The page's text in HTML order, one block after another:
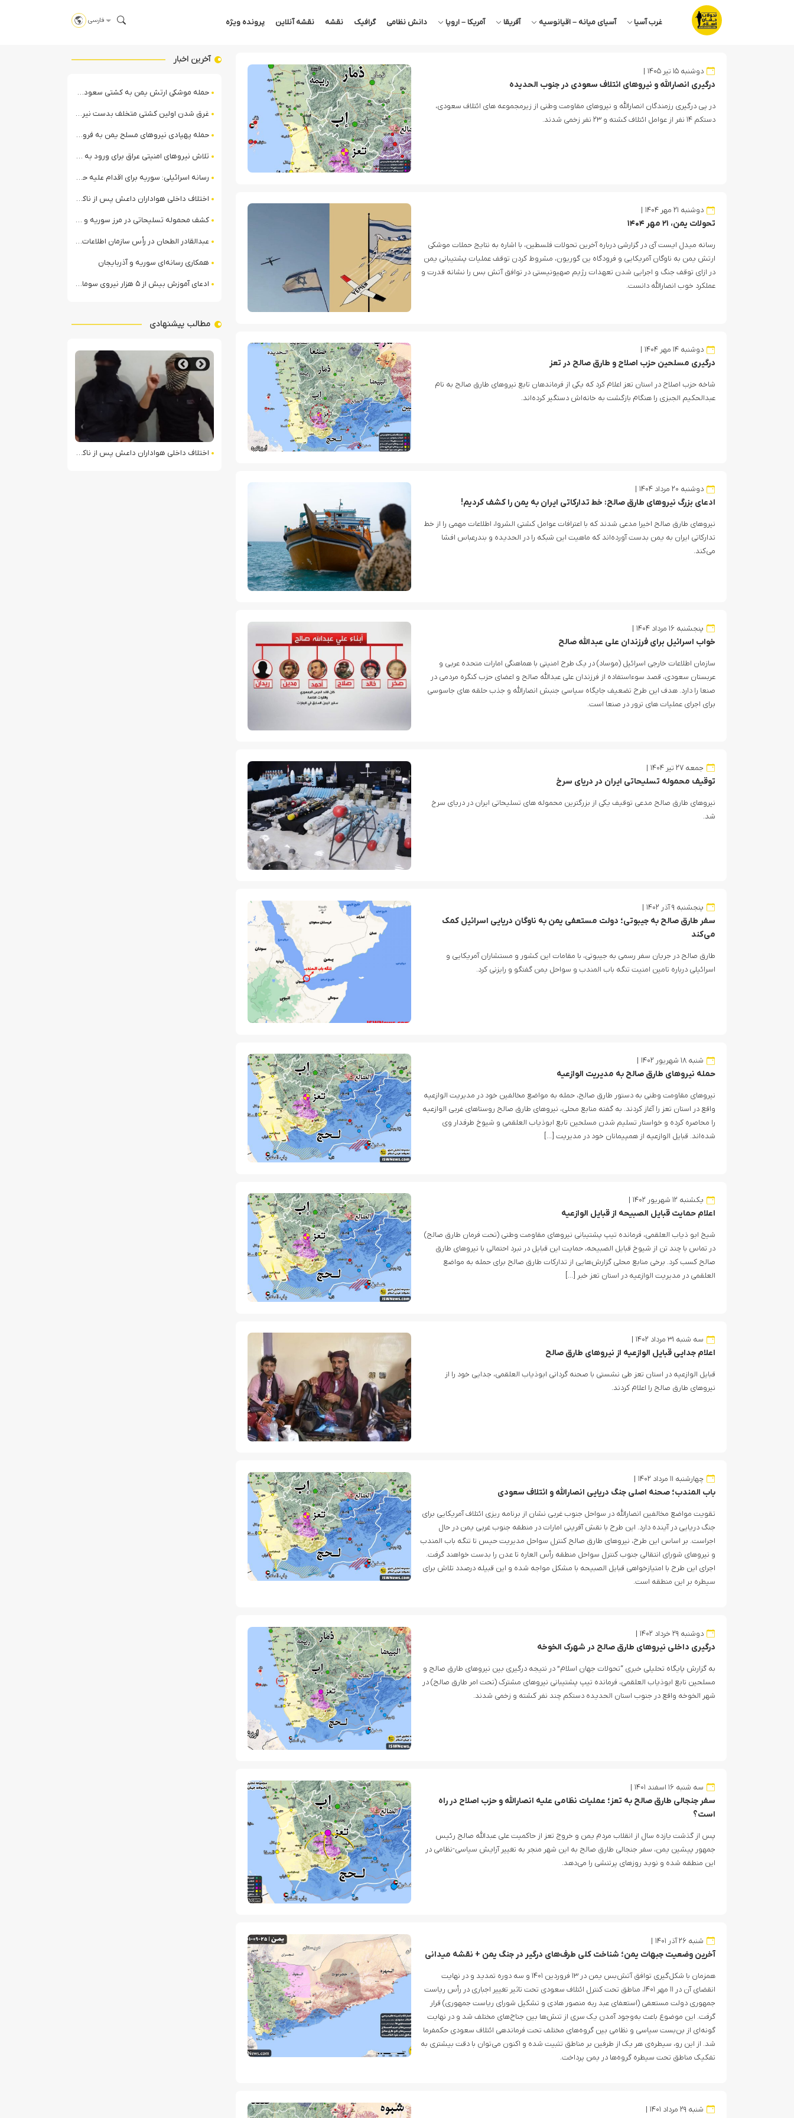
غرب آسیا آسیای میانه – اقیانوسیه آفریقا آمریکا – اروپا دانش نظامی گرافیک نقشه نقشه آنلاین پرونده ویژه فارسی
دوشنبه ۱۵ تیر ۱۴۰۵
درگیری انصارالله و نیروهای ائتلاف سعودی در جنوب الحدیده
در پی درگیری رزمندگان انصارالله و نیروهای مقاومت وطنی از زیرمجموعه های ائتلاف سعودی،
دستکم ۱۴ نفر از عوامل ائتلاف کشته و ۲۳ نفر زخمی شدند‌.
دوشنبه ۲۱ مهر ۱۴۰۴
تحولات یمن، ۲۱ مهر ۱۴۰۴
رسانه میدل ایست آی در گزارشی درباره آخرین تحولات فلسطین، با اشاره به نتایج حملات موشکی
ارتش یمن به ناوگان آمریکایی و فرودگاه ین گوریون، مشروط کردن توقف عملیات پشتیبانی یمن
در ازای توقف جنگ و اجرایی شدن تعهدات رژیم صهیونیستی در توافق آتش بس را نشانه قدرت و
عملکرد خوب انصارالله دانست.
دوشنبه ۱۴ مهر ۱۴۰۴
درگیری مسلحین حزب اصلاح و طارق صالح در تعز
شاخه حزب اصلاح در استان تعز اعلام کرد که یکی از فرماندهان تابع نیروهای طارق صالح به نام
عبدالحکیم الجبزی را هنگام بازگشت به خانه‌اش دستگیر کرده‌اند.
دوشنبه ۲۰ مرداد ۱۴۰۴
ادعای بزرگ نیروهای طارق صالح: خط تدارکاتی ایران به یمن را کشف کردیم!
نیروهای طارق صالح اخیرا مدعی شدند که با اعترافات عوامل کشتی الشروا، اطلاعات مهمی را از خط
تدارکاتی ایران به یمن بدست آورده‌اند که ماهیت این شبکه را در الحدیده و بندرعباس افشا
می‌کند.
پنجشنبه ۱۶ مرداد ۱۴۰۴
خواب اسرائیل برای فرزندان علی عبدالله صالح
سازمان اطلاعات خارجی اسرائیل (موساد) در یک طرح امنیتی با هماهنگی امارات متحده عربی و
عربستان سعودی، قصد سوءاستفاده از فرزندان علی عبدالله صالح و اعضای حزب کنگره مردمی در
صنعا را دارد. هدف این طرح تضعیف جایگاه سیاسی جنبش انصارالله و جذب حلقه های جاسوسی
برای اجرای عملیات های ترور در صنعا است.
جمعه ۲۷ تیر ۱۴۰۴
توقیف محموله تسلیحاتی ایران در دریای سرخ
نیروهای طارق صالح مدعی توقیف یکی از بزرگترین محموله های تسلیحاتی ایران در دریای سرخ
شد.
پنجشنبه ۹ آذر ۱۴۰۲
سفر طارق صالح به جیبوتی؛ دولت مستعفی یمن به ناوگان دریایی اسرائیل کمک
می‌کند
طارق صالح در جریان سفر رسمی به جیبوتی، با مقامات این کشور و مستشاران آمریکایی و
اسرائیلی درباره تامین امنیت تنگه باب المندب و سواحل یمن گفتگو و رایزنی کرد.
شنبه ۱۸ شهریور ۱۴۰۲
حمله نیروهای طارق صالح به مدیریت الوازعیه
نیروهای مقاومت وطنی به دستور طارق صالح، حمله به مواضع مخالفین خود در مدیریت الوازعیه
واقع در استان تعز را آغاز کردند. به گفته منابع محلی، نیروهای طارق صالح روستاهای غربی الوازعیه
را محاصره کرده و خواستار تسلیم شدن مسلحین تابع ابوذیاب العلقمی و شیوخ طرفدار وی
شده‌اند. قبایل الوازعیه از همپیمانان خود در مدیریت […]
یکشنبه ۱۲ شهریور ۱۴۰۲
اعلام حمایت قبایل الصبیحه از قبایل الوازعیه
شیخ ابو ذیاب العلقمی، فرمانده تیپ پشتیبانی نیروهای مقاومت وطنی (تحت فرمان طارق صالح)
در تماس با چند تن از شیوخ قبایل الصبیحه، حمایت این قبایل در نبرد احتمالی با نیروهای طارق
صالح کسب کرد. برخی منابع محلی گزارش‌هایی از تدارکات طارق صالح برای حمله به مواضع
العلقمی در مدیریت الوازعیه در استان تعز خبر […]
سه شنبه ۳۱ مرداد ۱۴۰۲
اعلام جدایی قبایل الوازعیه از نیروهای طارق صالح
قبایل الوازعیه در استان تعز طی نشستی با صحنه گردانی ابوذیاب العلقمی، جدایی خود را از
نیروهای طارق صالح را اعلام کردند.
چهارشنبه ۱۱ مرداد ۱۴۰۲
باب المندب؛ صحنه اصلی جنگ دریایی انصارالله و ائتلاف سعودی
تقویت مواضع مخالفین انصارالله در سواحل جنوب غربی نشان از برنامه ریزی ائتلاف آمریکایی برای
جنگ دریایی در آینده دارد. این طرح با نقش آفرینی امارات در منطقه جنوب غربی یمن در حال
اجراست. بر اساس این طرح، نیروهای طارق صالح کنترل سواحل مدیریت حیس تا تنگه باب المندب
و نیروهای شورای انتقالی جنوب کنترل سواحل منطقه رأس العاره تا عدن را بدست خواهند گرفت.
اجرای این طرح با امتیازخواهی قبایل الصبیحه با مشکل مواجه شده و این قبیله درصدد تلاش برای
سیطره بر این منطقه است.
دوشنبه ۲۹ خرداد ۱۴۰۲
درگیری داخلی نیروهای طارق صالح در شهرک الخوخه
به گزارش پایگاه تحلیلی خبری “تحولات جهان اسلام” در نتیجه درگیری بین نیروهای طارق صالح و
مسلحین تابع ابوذیاب العلقمی، فرمانده تیپ پشتیبانی نیروهای مشترک (تحت امر طارق صالح) در
شهر الخوخه واقع در جنوب استان الحدیده دستکم چند نفر کشته و زخمی شدند.
سه شنبه ۱۶ اسفند ۱۴۰۱
سفر جنجالی طارق صالح به تعز؛ عملیات نظامی علیه انصارالله و حزب اصلاح در راه
است؟
پس از گذشت یازده سال از انقلاب مردم یمن و خروج تعز از حاکمیت علی عبدالله صالح رئیس
جمهور پیشین یمن، سفر جنجالی طارق صالح به این شهر منجر به تغییر آرایش سیاسی-نظامی در
این منطقه شده و نوید روزهای پرتنشی را می‌دهد.
شنبه ۲۶ آذر ۱۴۰۱
آخرین وضعیت جبهات یمن؛ شناخت کلی طرف‌های درگیر در جنگ یمن + نقشه میدانی
همزمان با شکل‌گیری توافق آتش‌بس یمن در ۱۳ فروردین ۱۴۰۱ و سه دوره تمدید و در نهایت
انقضای آن در ۱۱ مهر ۱۴۰۱، مناطق تحت کنترل ائتلاف سعودی تحت تاثیر تغییر اجباری در رأس ریاست
جمهوری دولت مستعفی (استعفای عبد ربه منصور هادی و تشکیل شورای ریاست جمهوری) قرار
گرفت. این موضوع باعث به‌وجود آمدن یک سری از تنش‌ها بین جناح‌های مختلف شد و در نهایت
گونه‌ای از بن‌بست سیاسی و نظامی بین گروه‌های مختلف تحت فرماندهی ائتلاف سعودی حکمفرما
شد. از این رو، سیطره‌ی هر یک از طرفین بر مناطق تثبیت شده و اکنون می‌توان با دقت بیشتری به
تفکیک مناطق تحت سیطره گروه‌ها در یمن پرداخت.
شنبه ۲۹ مرداد ۱۴۰۱
آخرین اخبار
حمله موشکی ارتش یمن به کشتی سعودی در شمال دریای سرخ
غرق شدن اولین کشتی متخلف بدست نیروی دریایی ارتش یمن
حمله پهپادی نیروهای مسلح یمن به فرودگاه نجران
تلاش نیروهای امنیتی عراق برای ورود به مقر مقاومت در حومه بغداد
رسانه اسرائیلی: سوریه برای اقدام علیه حزب‌الله در لبنان آماده می‌شود!
اختلاف داخلی هواداران داعش پس از ناکامی عملیات انغماسی داعش در رقه
کشف محموله تسلیحاتی در مرز سوریه و عراق توسط نیروهای الجولانی
عبدالقادر الطحان در رأس سازمان اطلاعات سوریه؛ گمانه‌زنی‌ها درباره اختلافات در ساختار امنیتی
همکاری رسانه‌ای سوریه و آذربایجان
ادعای آموزش بیش از ۵ هزار نیروی سومالیایی با نظارت عربستان
مطالب پیشنهادی
Yeet casino: The High-Octane Destination for Australian Gamblers
حمله پهپادی نیروهای مسلح یمن به فرودگاه نجران
اختلاف داخلی هواداران داعش پس از ناکامی عملیات انغماسی داعش در رقه